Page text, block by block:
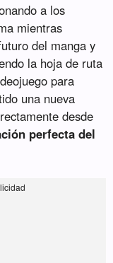
a los
mientras
del manga y
la hoja de ruta
para
una nueva
desde
perfecta del